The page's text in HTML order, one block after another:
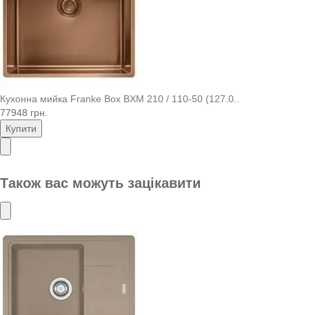
Кухонна мийка Franke Box BXM 210 / 110-50 (127.0..
77948 грн.
Купити
Також вас можуть зацікавити